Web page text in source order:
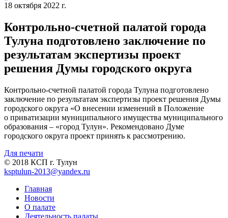
18 октября 2022 г.
Контрольно-счетной палатой города
Тулуна подготовлено заключение по
результатам экспертизы проект
решения Думы городского округа
Контрольно-счетной палатой города Тулуна подготовлено
заключение по результатам экспертизы проект решения Думы
городского округа «О внесении изменений в Положение
о приватизации муниципального имущества муниципального
образования – «город Тулун». Рекомендовано Думе
городского округа проект принять к рассмотрению.
Для печати
© 2018 КСП г. Тулун
ksptulun-2013@yandex.ru
Главная
Новости
О палате
Деятельность палаты